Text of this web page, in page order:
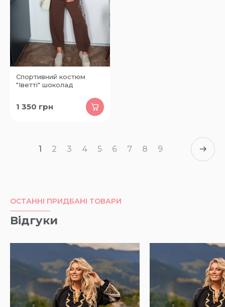
Спортивний костюм
"Іветті" шоколад
1 350 грн
1 2 3 4 5 6 7 8 9
ОСТАННІ ПРИДБАНІ ТОВАРИ
Відгуки